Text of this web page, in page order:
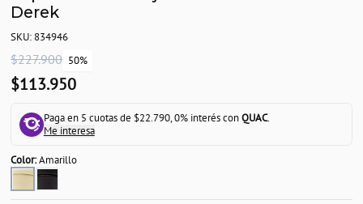
Derek
SKU: 834946
$227.900 50%
$113.950
Paga en 5 cuotas de $22.790, 0% interés conQUAC.
Me interesa
Color:Amarillo